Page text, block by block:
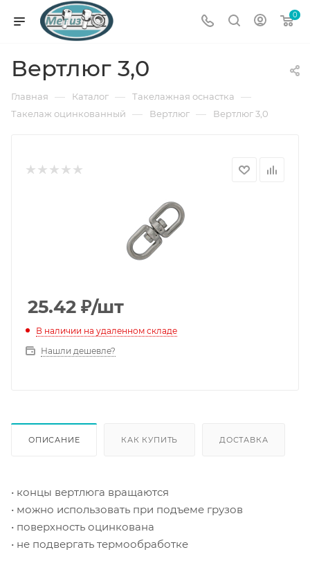
0
Вертлюг 3,0
Главная — Каталог — Такелажная оснастка —
Такелаж оцинкованный — Вертлюг — Вертлюг 3,0
25.42 ₽/шт
В наличии на удаленном складе
Нашли дешевле?
ОПИСАНИЕ КАК КУПИТЬ ДОСТАВКА
• концы вертлюга вращаются
• можно использовать при подъеме грузов
• поверхность оцинкована
• не подвергать термообработке